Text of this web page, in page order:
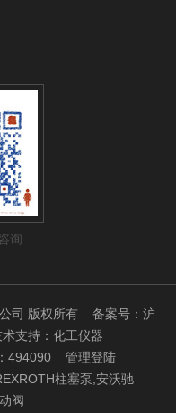
询
司 版权所有 备案号：沪
支持： 化工仪器
494090 管理登陆
柱塞泵,安沃驰
阀